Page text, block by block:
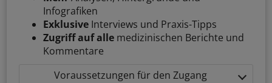
Infografiken
Exklusive Interviews und Praxis-Tipps
Zugriff auf alle medizinischen Berichte und
Kommentare
Voraussetzungen für den Zugang